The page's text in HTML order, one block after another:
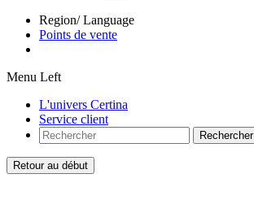
Region/ Language
Points de vente
Menu Left
L'univers Certina
Service client
Rechercher
Retour au début